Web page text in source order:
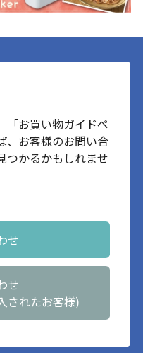
「お買い物ガイドペ
、お客様のお問い合
つかるかもしれませ
せ
せ
されたお客様)